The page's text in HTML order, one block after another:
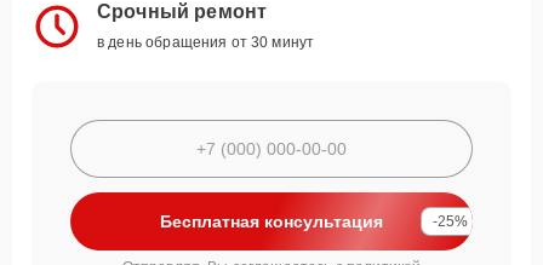
Срочный ремонт
в день обращения от 30 минут
Бесплатная консультация -25%